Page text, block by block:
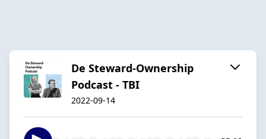
De Steward-Ownership
Podcast - TBI
2022-09-14